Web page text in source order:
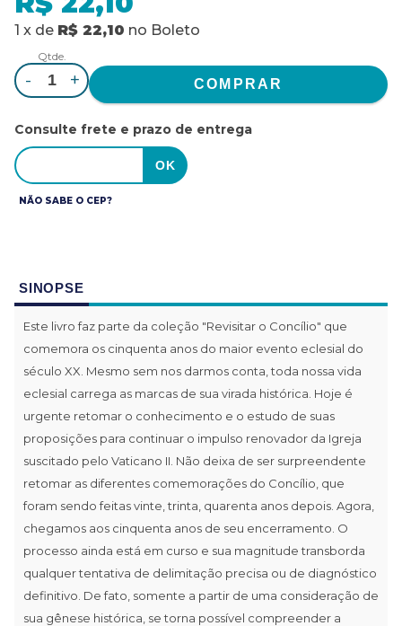
1 x de R$ 22,10 no Boleto
Qtde.
- +
Consulte frete e prazo de entrega
NÃO SABE O CEP?
SINOPSE
Este livro faz parte da coleção "Revisitar o Concílio" que
comemora os cinquenta anos do maior evento eclesial do
século XX. Mesmo sem nos darmos conta, toda nossa vida
eclesial carrega as marcas de sua virada histórica. Hoje é
urgente retomar o conhecimento e o estudo de suas
proposições para continuar o impulso renovador da Igreja
suscitado pelo Vaticano II. Não deixa de ser surpreendente
retomar as diferentes comemorações do Concílio, que
foram sendo feitas vinte, trinta, quarenta anos depois. Agora,
chegamos aos cinquenta anos de seu encerramento. O
processo ainda está em curso e sua magnitude transborda
qualquer tentativa de delimitação precisa ou de diagnóstico
definitivo. De fato, somente a partir de uma consideração de
sua gênese histórica, se torna possível compreender a